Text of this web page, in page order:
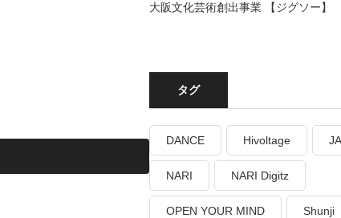
大阪文化芸術創出事業 【ジグソー】
タグ
DANCE Hivoltage
NARI NARI Digitz
OPEN YOUR MIND Shunji